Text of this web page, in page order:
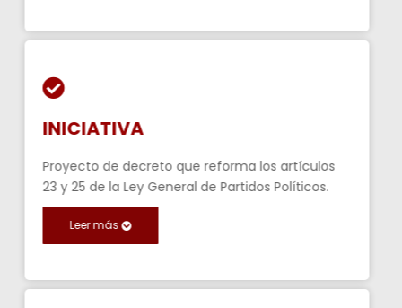
INICIATIVA
Proyecto de decreto que reforma los artículos
23 y 25 de la Ley General de Partidos Políticos.
Leer más